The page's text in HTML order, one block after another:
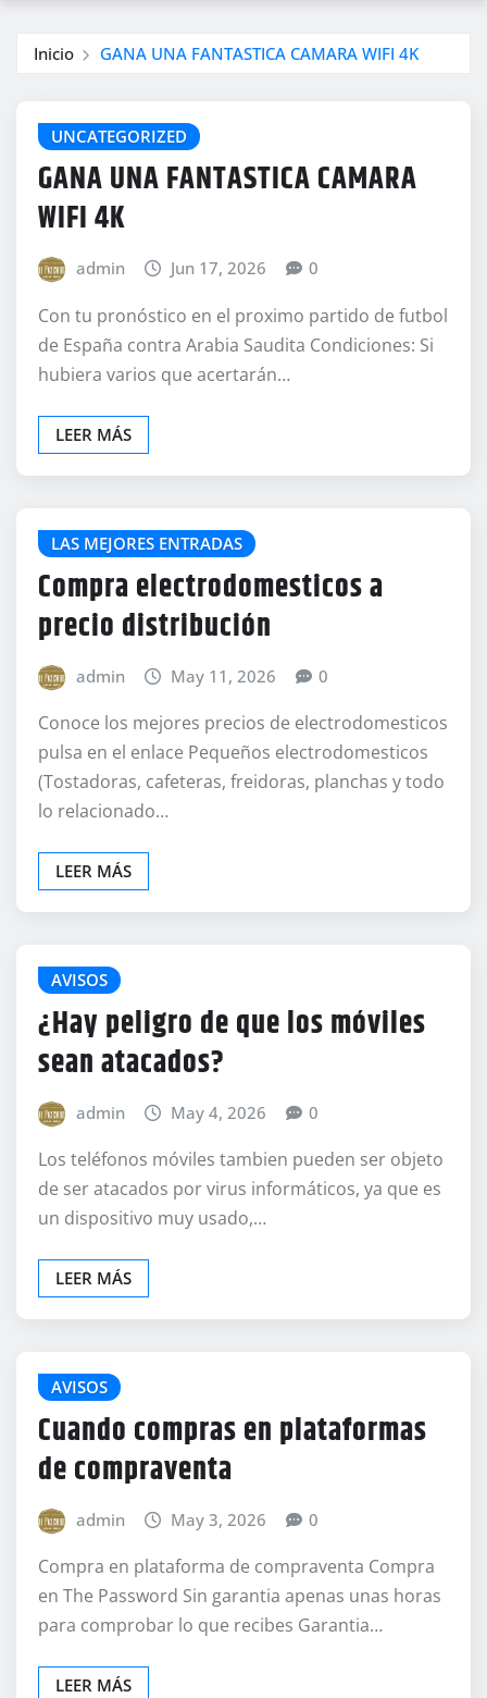
Inicio GANA UNA FANTASTICA CAMARA WIFI 4K
UNCATEGORIZED
GANA UNA FANTASTICA CAMARA
WIFI 4K
admin Jun 17, 2026 0
Con tu pronóstico en el proximo partido de futbol
de España contra Arabia Saudita Condiciones: Si
hubiera varios que acertarán…
LEER MÁS
LAS MEJORES ENTRADAS
Compra electrodomesticos a
precio distribución
admin May 11, 2026 0
Conoce los mejores precios de electrodomesticos
pulsa en el enlace Pequeños electrodomesticos
(Tostadoras, cafeteras, freidoras, planchas y todo
lo relacionado…
LEER MÁS
AVISOS
¿Hay peligro de que los móviles
sean atacados?
admin May 4, 2026 0
Los teléfonos móviles tambien pueden ser objeto
de ser atacados por virus informáticos, ya que es
un dispositivo muy usado,…
LEER MÁS
AVISOS
Cuando compras en plataformas
de compraventa
admin May 3, 2026 0
Compra en plataforma de compraventa Compra
en The Password Sin garantia apenas unas horas
para comprobar lo que recibes Garantia…
LEER MÁS